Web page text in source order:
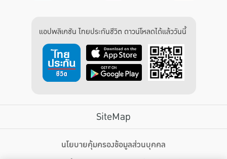
แอปพลิเคชัน ไทยประกันชีวิต ดาวน์โหลดได้แล้ววันนี้
SiteMap
นโยบายคุ้มครองข้อมูลส่วนบุคคล